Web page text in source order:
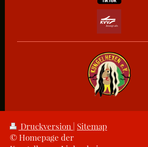
Druckversion
Sitemap
© Homepage der